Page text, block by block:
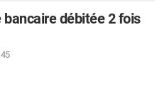
débitée 2 fois